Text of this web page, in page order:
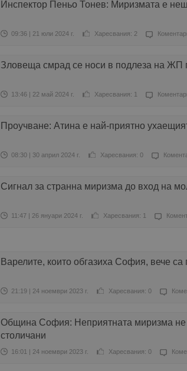
Инспектор Пеньо Тонев: Миризмата е
09:36 | 21 юли 2024 г. Харесвания: 2
Зловеща смрад се носи в подлеза на ЖП
13:46 | 22 май 2024 г. Харесвания: 1
Проучване: Атина е най-приятно
08:30 | 30 април 2024 г. Харесвания: 0
Сигнал за странна миризма до вход на
11:47 | 26 януари 2024 г. Харесвания: 1
Варелите, които обгазиха София, вече са
21:19 | 24 ноември 2023 г. Харесвания: 0
Община София: Неприятната миризма не
столичани
16:01 | 24 ноември 2023 г. Харесвания: 0